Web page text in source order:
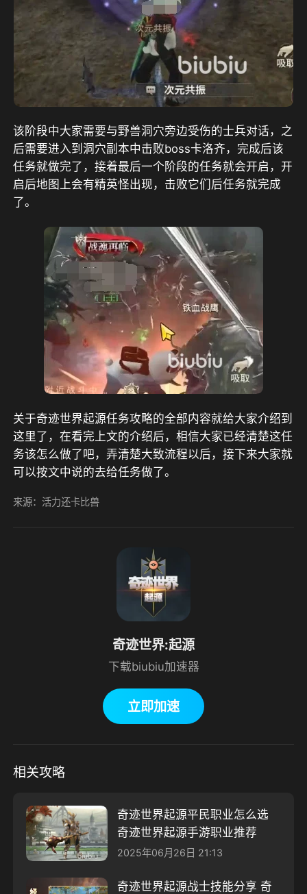
该阶段中大家需要与野兽洞穴旁边受伤的士兵对话，之
后需要进入到洞穴副本中击败boss卡洛齐，完成后该
任务就做完了，接着最后一个阶段的任务就会开启，开
启后地图上会有精英怪出现，击败它们后任务就完成
了。
关于奇迹世界起源任务攻略的全部内容就给大家介绍到
这里了，在看完上文的介绍后，相信大家已经清楚这任
务该怎么做了吧，弄清楚大致流程以后，接下来大家就
可以按文中说的去给任务做了。
来源：活力还卡比兽
奇迹世界:起源
下载biubiu加速器
立即加速
相关攻略
奇迹世界起源平民职业怎么选
奇迹世界起源手游职业推荐
2025年06月26日 21:13
奇迹世界起源战士技能分享 奇